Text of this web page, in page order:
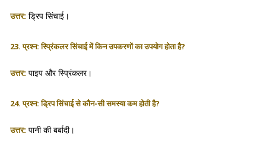
उत्तर: ड्रिप सिंचाई।
23. प्रश्न: स्प्रिंकलर सिंचाई में किन उपकरणों का उपयोग होता है?
उत्तर: पाइप और स्प्रिंकलर।
24. प्रश्न: ड्रिप सिंचाई से कौन-सी समस्या कम होती है?
उत्तर: पानी की बर्बादी।